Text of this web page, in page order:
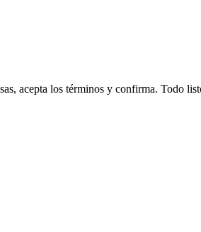
acepta los términos y confirma. Todo